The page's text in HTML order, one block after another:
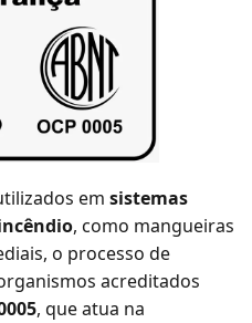
em sistemas
, como mangueiras
o processo de
acreditados
, que atua na